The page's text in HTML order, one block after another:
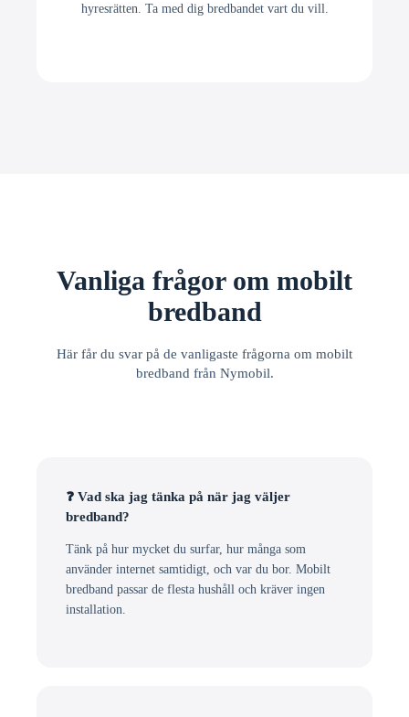
hyresrätten. Ta med dig bredbandet vart du vill.
Vanliga frågor om mobilt
bredband
Här får du svar på de vanligaste frågorna om mobilt
bredband från Nymobil.
❓ Vad ska jag tänka på när jag väljer
bredband?
Tänk på hur mycket du surfar, hur många som
använder internet samtidigt, och var du bor. Mobilt
bredband passar de flesta hushåll och kräver ingen
installation.